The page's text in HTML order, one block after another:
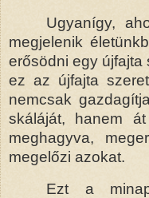
Ugyanígy,
megjelenik
erősödni egy újfajta
ez az újfajta
nemcsak
skáláját, hanem
meghagyva,
megelőzi azokat.
Ezt a